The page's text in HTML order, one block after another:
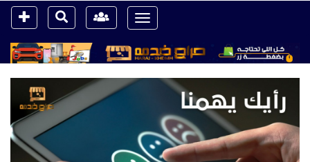
Toggle
navigation